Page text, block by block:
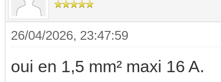
26/04/2026, 23:47:59
oui en 1,5 mm² maxi 16 A.